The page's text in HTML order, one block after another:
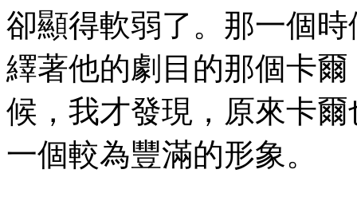
卻顯得軟弱了。那一個
繹著他的劇目的那個卡
候，我才發現，原來卡
一個較為豐滿的形象。